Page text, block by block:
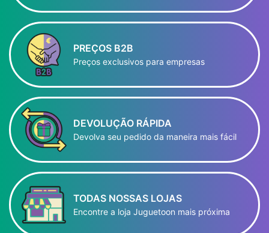
PREÇOS B2B
Preços exclusivos para empresas
DEVOLUÇÃO RÁPIDA
Devolva seu pedido da maneira mais fácil
TODAS NOSSAS LOJAS
Encontre a loja Juguetoon mais próxima